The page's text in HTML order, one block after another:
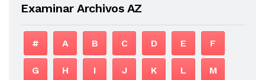
Examinar Archivos AZ
# A B C D E F
G H I J K L M